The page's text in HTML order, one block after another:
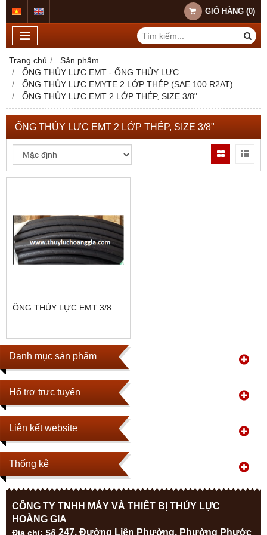
GIỎ HÀNG (0)
Trang chủ
Sản phẩm
ỐNG THỦY LỰC EMT - ỐNG THỦY LỰC
ỐNG THỦY LỰC EMYTE 2 LỚP THÉP (SAE 100 R2AT)
ỐNG THỦY LỰC EMT 2 LỚP THÉP, SIZE 3/8"
Danh mục sản phẩm
Hổ trợ trực tuyến
Liên kết website
Thống kê
ỐNG THỦY LỰC EMT 2 LỚP THÉP, SIZE 3/8"
ỐNG THỦY LỰC EMT 3/8
CÔNG TY TNHH MÁY VÀ THIẾT BỊ THỦY LỰC
HOÀNG GIA
Địa chỉ: Số 247, Đường Liên Phường, Phường Phước